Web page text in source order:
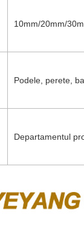
10mm/20mm/
Podele, perete,
Departamentul